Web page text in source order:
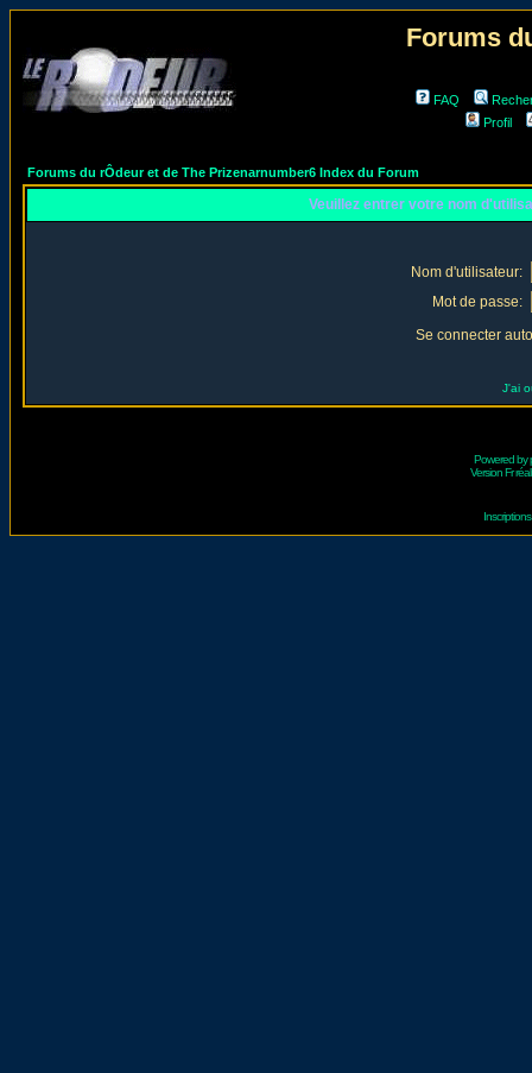
Forums
FAQ
Profil
Forums du rÔdeur et de The Prizenarnumber6 Index du Forum
Veuillez entrer votre nom
Nom d'utilisateur:
Mot de passe:
Se connecter
J'ai
Powered by
Version Fr